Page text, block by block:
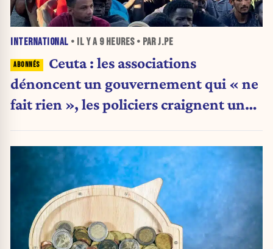
INTERNATIONAL • IL Y A 9 HEURES• PAR J.PE
Ceuta : les associations
dénoncent un gouvernement qui « ne
fait rien », les policiers craignent une